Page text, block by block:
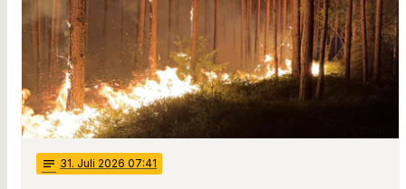
notes 31. Juli 2026 07:41